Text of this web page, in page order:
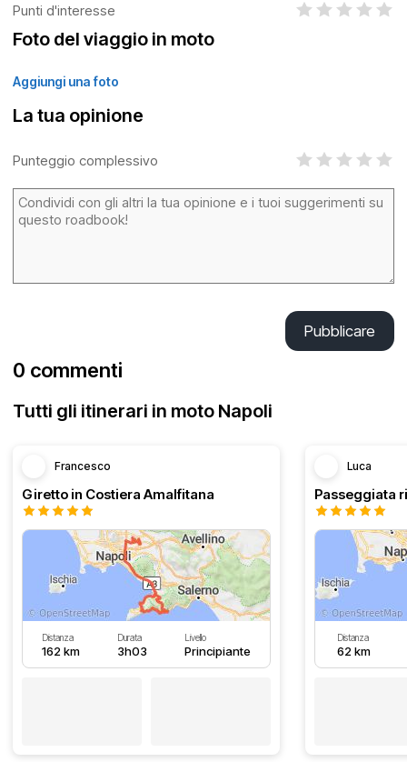
Punti d'interesse
Foto del viaggio in moto
Aggiungi una foto
La tua opinione
Punteggio complessivo
Pubblicare
0 commenti
Tutti gli itinerari in moto Napoli
Francesco
Giretto in Costiera Amalfitana
Distanza
162 km
Durata
3h03
Livello
Principiante
Luca
Passeggiata
Distanza
62 km